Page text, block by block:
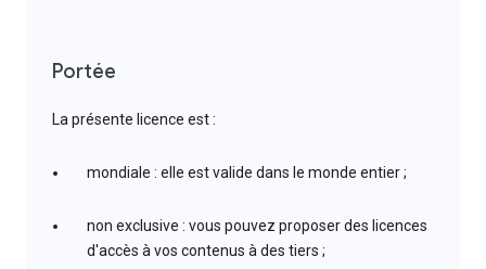
Portée
La présente licence est :
mondiale : elle est valide dans le monde entier ;
non exclusive : vous pouvez proposer des licences
d'accès à vos contenus à des tiers ;